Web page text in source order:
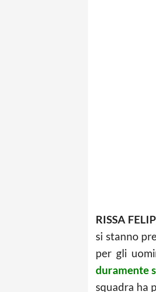
RISSA
si stanno
per gli
duramente
squadra ha